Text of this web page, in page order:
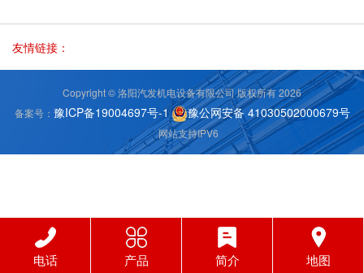
友情链接：
Copyright © 洛阳汽发机电设备有限公司 版权所有 2026
备案号： 豫ICP备19004697号-1 豫公网安备 41030502000679号
网站支持IPV6
电话 产品 简介 地图